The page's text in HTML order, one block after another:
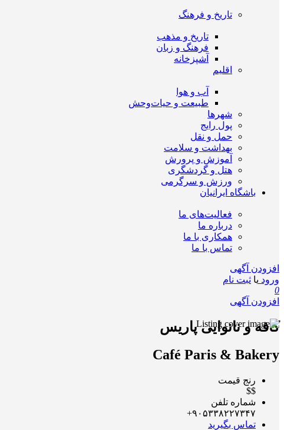
تاریخ و فرهنگ
تاریخ و مذهب
فرهنگ و زبان
آشپزخانه
اقلیم
آب و هوا
طبیعت و حیات‌وحش
شهرها
پول رایج
حمل و نقل
بهداشت و سلامت
آموزش و پرورش
هتل و گردشگری
ورزش و سرگرمی
باشگاه ایرانیان
فعالیت‌های ما
درباره ما
همکاری با ما
تماس با ما
افزودن آگهی
ورود یا ثبت نام
0
افزودن آگهی
کافه و نانوایی پاریس
Café Paris & Bakery
رنج قیمت
$$
شماره تلفن
۹۰۵۳۳۸۲۲۷۳۴۷+
تماس بگیرید